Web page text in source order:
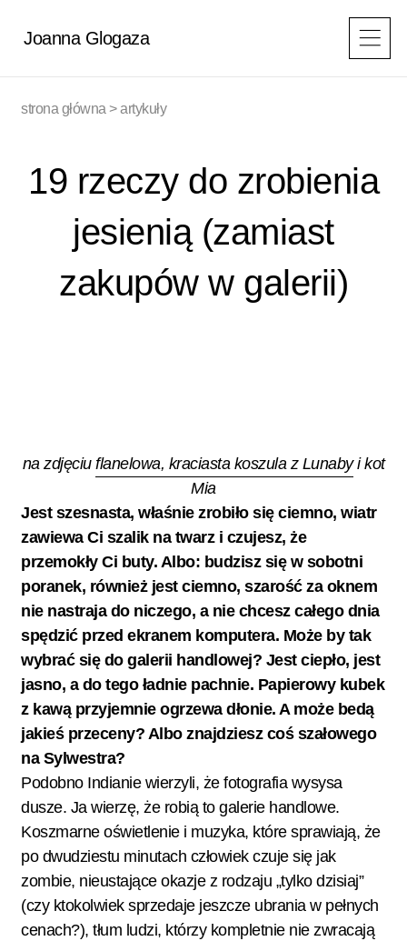
Joanna Glogaza
strona główna >artykuły
19 rzeczy do zrobienia
jesienią (zamiast
zakupów w galerii)
na zdjęciu flanelowa, kraciasta koszula z Lunabyi kot
Mia
Jest szesnasta, właśnie zrobiło się ciemno, wiatr
zawiewa Ci szalik na twarz i czujesz, że
przemokły Ci buty. Albo: budzisz się w sobotni
poranek, również jest ciemno, szarość za oknem
nie nastraja do niczego, a nie chcesz całego dnia
spędzić przed ekranem komputera. Może by tak
wybrać się do galerii handlowej? Jest ciepło, jest
jasno, a do tego ładnie pachnie. Papierowy kubek
z kawą przyjemnie ogrzewa dłonie. A może bedą
jakieś przeceny? Albo znajdziesz coś szałowego
na Sylwestra?
Podobno Indianie wierzyli, że fotografia wysysa
dusze. Ja wierzę, że robią to galerie handlowe.
Koszmarne oświetlenie i muzyka, które sprawiają, że
po dwudziestu minutach człowiek czuje się jak
zombie, nieustające okazje z rodzaju „tylko dzisiaj”
(czy ktokolwiek sprzedaje jeszcze ubrania w pełnych
cenach?), tłum ludzi, którzy kompletnie nie zwracają